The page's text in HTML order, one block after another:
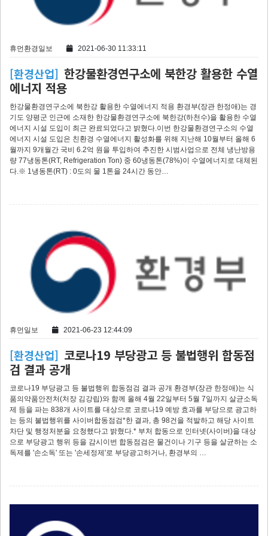
휴먼환경일보 2021-06-30 11:33:11
[환경산업] 한강물환경연구소에 북한강 활용한 수열
에너지 적용
한강물환경연구소에 북한강 활용한 수열에너지 적용 환경부(장관 한정애)는 경
기도 양평군 인근에 소재한 한강물환경연구소에 북한강(하천수)을 활용한 수열
에너지 시설 도입이 최근 완료되었다고 밝혔다.이번 한강물환경연구소의 수열
에너지 시설 도입은 친환경 수열에너지 활성화를 위해 지난해 10월부터 올해 6
월까지 9개월간 국비 6.2억 원을 투입하여 추진한 시범사업으로 전체 냉난방용
량 77냉동톤(RT, Refrigeration Ton) 중 60냉동톤(78%)이 수열에너지로 대체된
다.※ 1냉동톤(RT) : 0도의 물 1톤을 24시간 동안…
휴먼일보 2021-06-23 12:44:09
[환경산업] 코로나19 부당광고 등 불법행위 합동점
검 결과 공개
코로나19 부당광고 등 불법행위 합동점검 결과 공개 환경부(장관 한정애)는 식
품의약품안전처(처장 김강립)와 함께 올해 4월 22일부터 5월 7일까지 살균소독
제 등을 파는 838개 사이트를 대상으로 코로나19 예방 효과를 부당으로 광고하
는 등의 불법행위를 사이버합동점검*한 결과, 총 98건을 적발하고 해당 사이트
차단 및 행정처분을 요청했다고 밝혔다.* 부처 합동으로 인터넷(사이버)을 대상
으로 부당광고 행위 등을 감시이번 합동점검은 물건이나 기구 등을 살균하는 소
독제를 '손소독' 또는 '손세정제'로 부당광고하거나, 환경부의 …